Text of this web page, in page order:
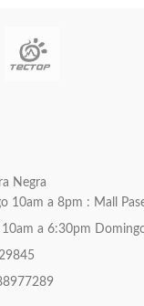
Negra
10am a 8pm : Mall
a 6:30pm